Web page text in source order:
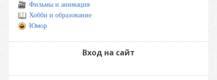
Фильмы и анимация
Хобби и образование
Юмор
Вход на сайт